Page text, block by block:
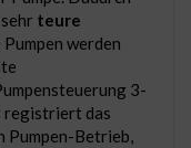
teure
werden
3-
registriert das
Pumpen-Betrieb,